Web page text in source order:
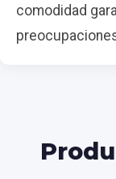
comodidad